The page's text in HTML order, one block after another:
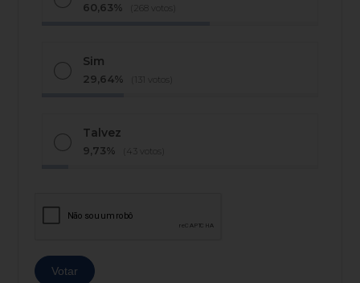
60,63% (268 votos)
Sim
29,64% (131 votos)
Talvez
9,73% (43 votos)